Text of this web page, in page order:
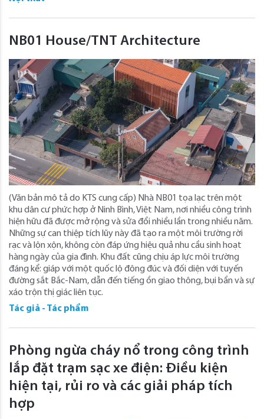
NB01 House/TNT Architecture
(Văn bản mô tả do KTS cung cấp) Nhà NB01 tọa lạc trên một
khu dân cư phức hợp ở Ninh Bình, Việt Nam, nơi nhiều công trình
hiện hữu đã được mở rộng và sửa đổi nhiều lần trong nhiều năm.
Những sự can thiệp tích lũy này đã tạo ra một môi trường rời
rạc và lộn xộn, không còn đáp ứng hiệu quả nhu cầu sinh hoạt
hàng ngày của gia đình. Khu đất cũng chịu áp lực môi trường
đáng kể: giáp với một quốc lộ đông đúc và đối diện với tuyến
đường sắt Bắc-Nam, dẫn đến tiếng ồn giao thông, bụi bẩn và sự
xáo trộn thị giác liên tục.
Tác giả - Tác phẩm
Phòng ngừa cháy nổ trong công trình
lắp đặt trạm sạc xe điện: Điều kiện
hiện tại, rủi ro và các giải pháp tích
hợp